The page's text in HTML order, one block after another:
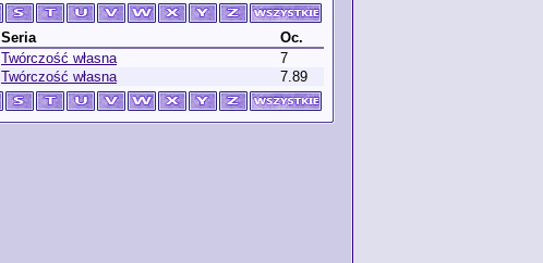
Seria
Oc.
Twórczość własna
7
Twórczość własna 7.89